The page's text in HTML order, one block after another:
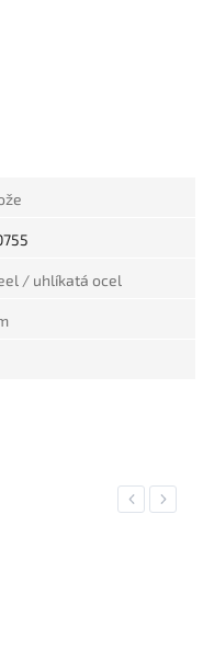
/ uhlíkatá ocel
Previous
Next